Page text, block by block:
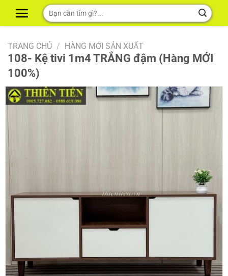
Tìm
kiếm:
TRANG CHỦ / HÀNG MỚI SẢN XUẤT
108- Kệ tivi 1m4 TRẮNG đậm (Hàng MỚI
100%)